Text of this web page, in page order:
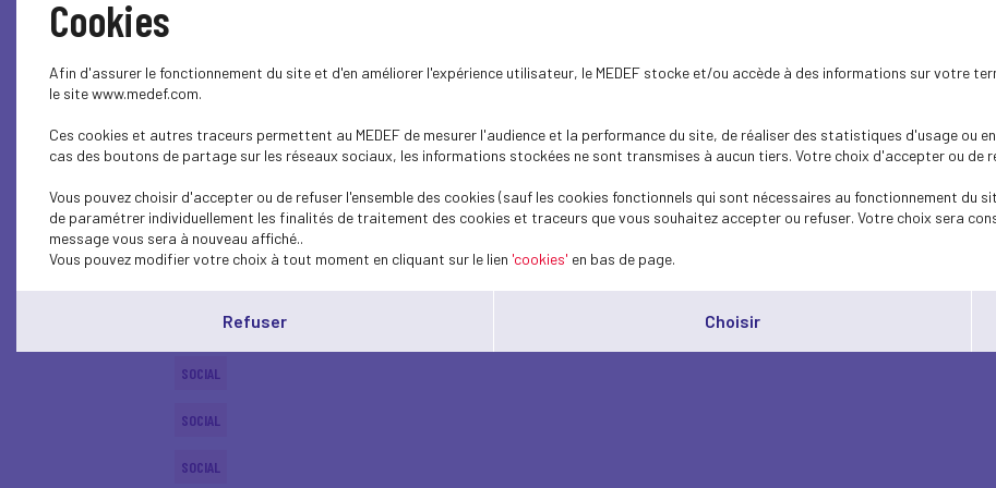
SOCIAL
PROFESSIONAL TRAINING
SOCIAL
SOCIAL
SOCIAL
SOCIAL
Cookies
Afin d'assurer le fonctionnement du site et d'en améliorer l'expérience utilisateur, le MEDEF stocke et/ou accède à des informations sur votre
le site www.medef.com.
Ces cookies et autres traceurs permettent au MEDEF de mesurer l'audience et la performance du site, de réaliser des statistiques d'usage ou
cas des boutons de partage sur les réseaux sociaux, les informations stockées ne sont transmises à aucun tiers. Votre choix d'accepter ou
Vous pouvez choisir d'accepter ou de refuser l'ensemble des cookies (sauf les cookies fonctionnels qui sont nécessaires au fonctionnement du
de paramétrer individuellement les finalités de traitement des cookies et traceurs que vous souhaitez accepter ou refuser. Votre choix sera
message vous sera à nouveau affiché..
Vous pouvez modifier votre choix à tout moment en cliquant sur le lien 'cookies' en bas de page.
Refuser Choisir